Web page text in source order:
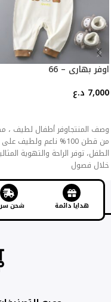
اوفر بهاري – 66
7,000 د.ع
وصف المنتجاوفر أطفال لطيف ،
من قطن 100% ناعم ولطيف
الطفل، توفر الراحة والتهوية
خلال فصول
هدايا دائمة شحن